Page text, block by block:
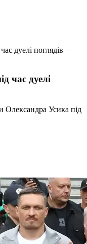
дуелі поглядів –
час дуелі
Олександра Усика під